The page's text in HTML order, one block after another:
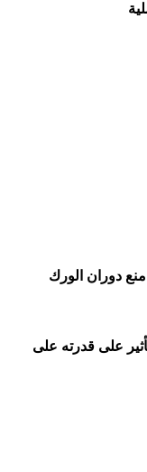
دوران الورك
على قدرته على